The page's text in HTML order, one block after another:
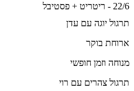
יוגה עם עדן
בוקר
וזמן חופשי
צהרים עם רוי